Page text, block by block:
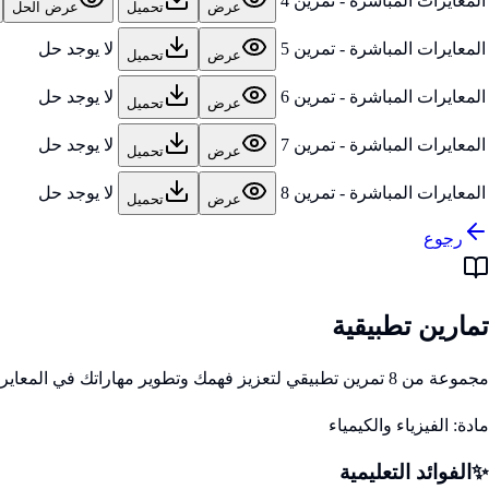
عرض تحميل عرض الحل
المعايرات المباشرة - تمرين 5 عرض تحميل لا يوجد حل
المعايرات المباشرة - تمرين 6 عرض تحميل لا يوجد حل
المعايرات المباشرة - تمرين 7 عرض تحميل لا يوجد حل
المعايرات المباشرة - تمرين 8 عرض تحميل لا يوجد حل
رجوع
تمارين تطبيقية
مجموعة من 8 تمرين تطبيقي لتعزيز فهمك وتطوير مهاراتك في المعايرات المباشرة
مادة: الفيزياء والكيمياء
✨ الفوائد التعليمية